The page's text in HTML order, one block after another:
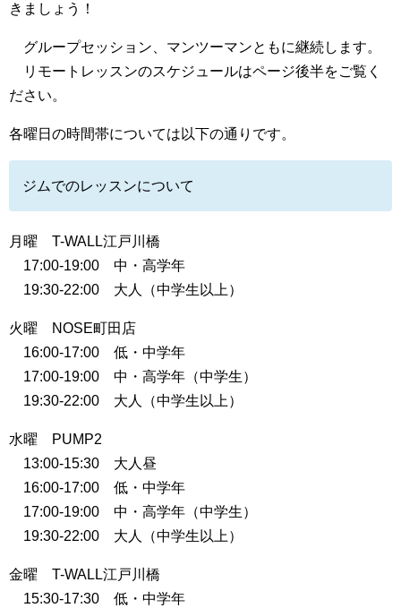
きましょう！
グループセッション、マンツーマンともに継続します。
リモートレッスンのスケジュールはページ後半をご覧く
ださい。
各曜日の時間帯については以下の通りです。
ジムでのレッスンについて
月曜 T-WALL江戸川橋
17:00-19:00 中・高学年
19:30-22:00 大人（中学生以上）
火曜 NOSE町田店
16:00-17:00 低・中学年
17:00-19:00 中・高学年（中学生）
19:30-22:00 大人（中学生以上）
水曜 PUMP2
13:00-15:30 大人昼
16:00-17:00 低・中学年
17:00-19:00 中・高学年（中学生）
19:30-22:00 大人（中学生以上）
金曜 T-WALL江戸川橋
15:30-17:30 低・中学年